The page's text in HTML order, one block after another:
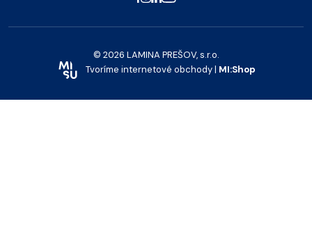
© 2026 LAMINA PREŠOV, s.r.o.
Tvoríme internetové obchody | MI:Shop